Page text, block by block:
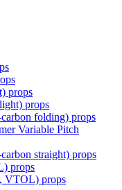
props
props
folding) props
Variable Pitch
straight) props
props
VTOL) props